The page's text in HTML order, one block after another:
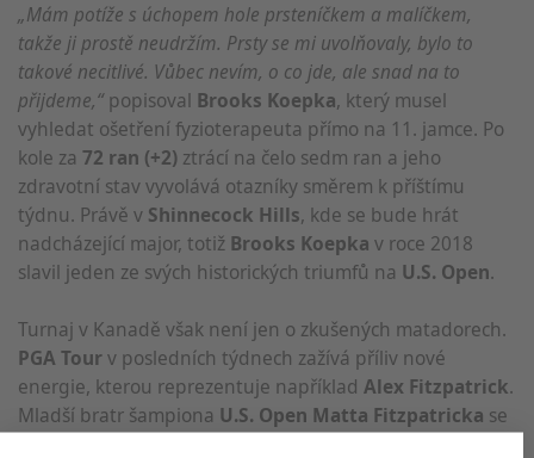
„Mám potíže s úchopem hole prsteníčkem a malíčkem,
takže ji prostě neudržím. Prsty se mi uvolňovaly, bylo to
takové necitlivé. Vůbec nevím, o co jde, ale snad na to
přijdeme,“popisoval Brooks Koepka, který musel
vyhledat ošetření fyzioterapeuta přímo na 11. jamce. Po
kole za 72 ran (+2) ztrácí na čelo sedm ran a jeho
zdravotní stav vyvolává otazníky směrem k příštímu
týdnu. Právě v Shinnecock Hills, kde se bude hrát
nadcházející major, totiž Brooks Koepka v roce 2018
slavil jeden ze svých historických triumfů na U.S. Open.
Turnaj v Kanadě však není jen o zkušených matadorech.
PGA Tourv posledních týdnech zažívá příliv nové
energie, kterou reprezentuje například Alex Fitzpatrick.
Mladší bratr šampiona U.S. Open Matta Fitzpatricka se